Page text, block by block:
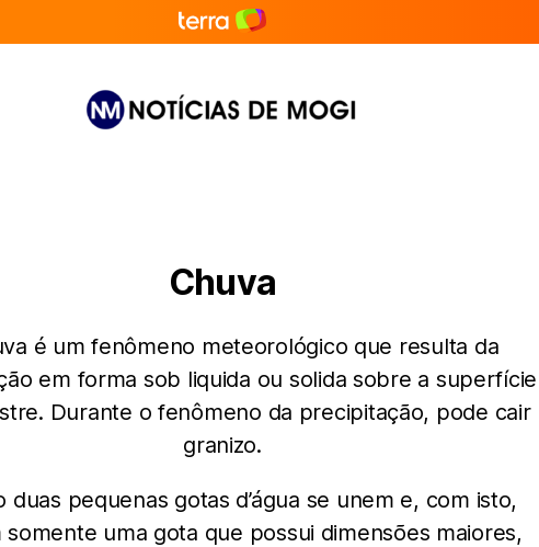
Chuva
é um fenômeno meteorológico que resulta da
em forma sob liquida ou solida sobre a superfície
Durante o fenômeno da precipitação, pode cair
granizo.
duas pequenas gotas d’água se unem e, com isto,
uma gota que possui dimensões maiores,